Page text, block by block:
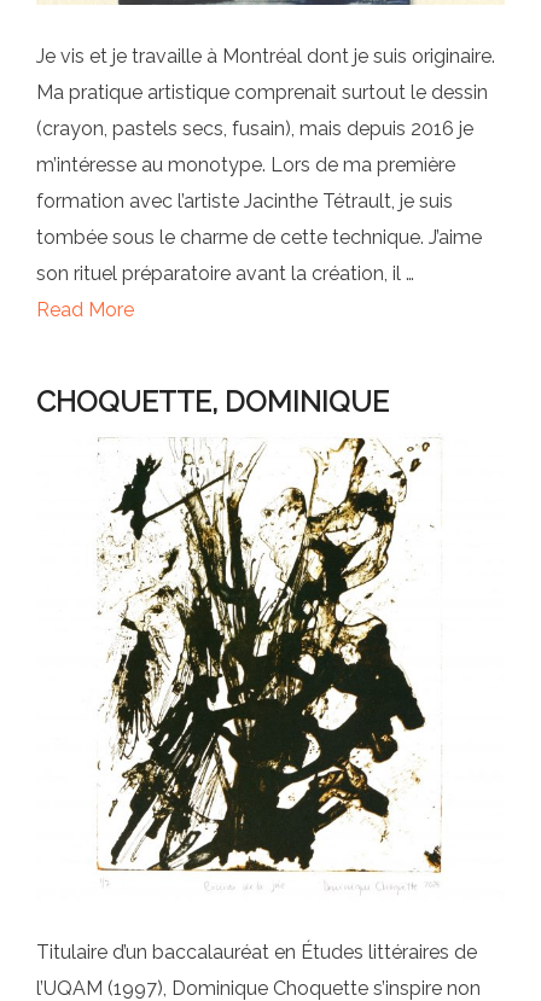
Je vis et je travaille à Montréal dont je suis originaire.
Ma pratique artistique comprenait surtout le dessin
(crayon, pastels secs, fusain), mais depuis 2016 je
m’intéresse au monotype. Lors de ma première
formation avec l’artiste Jacinthe Tétrault, je suis
tombée sous le charme de cette technique. J’aime
son rituel préparatoire avant la création, il …
Read More
CHOQUETTE, DOMINIQUE
Titulaire d’un baccalauréat en Études littéraires de
l’UQAM (1997), Dominique Choquette s’inspire non